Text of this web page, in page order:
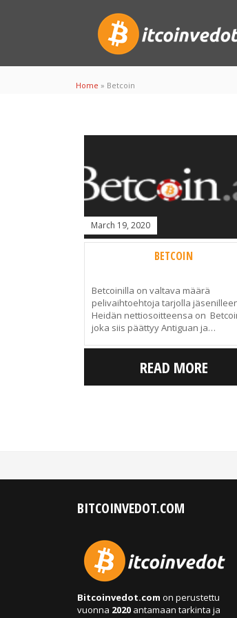
Home » Betcoin
March 19, 2020
BETCOIN
Betcoinilla on valtava määrä
pelivaihtoehtoja tarjolla
Heidän nettiosoitteensa on
joka siis päättyy Antiguan ja…
READ MORE
BITCOINVEDOT.COM
Bitcoinvedot.com on perustettu
vuonna 2020 antamaan tarkinta ja